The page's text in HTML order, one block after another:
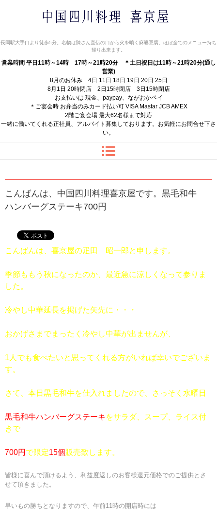
長岡駅大手口より徒歩5分。名物は陳さん直伝の口から火を噴く麻婆豆腐。ほぼ全てのメニュー持ち
帰り出来ます。
営業時間 平日11時～14時 17時～21時20分
＊土日祝日は11時～21時20分(通し
営業)
8月のお休み 4日 11日 18日 19日 20日 25日
8月1日 20時閉店 2日15時閉店 3日15時閉店
お支払いは 現金、paypay、ながおかペイ
＊ご宴会時 お弁当のみカード払い可 VISA Mastar JCB AMEX
2階ご宴会場 最大62名様まで対応
一緒に働いてくれる正社員、アルバイト募集しております。お気軽にお問合せ下さ
い。
こんばんは、中国四川料理喜京屋です。黒毛和牛
ハンバーグステーキ700円
こんばんは、喜京屋の疋田 昭一郎と申します。
季節ももう秋になったのか、最近急に涼しくなって参りま
した。
冷やし中華延長を掲げた矢先に・・・
おかげさまでまったく冷やし中華が出ませんが、
1人でも食べたいと思ってくれる方がいれば幸いでございま
す。
さて、本日黒毛和牛を仕入れましたので、さっそく水曜日
黒毛和牛ハンバーグステーキ をサラダ、スープ、ライス付
きで
700円 で限定15個販売致します。
皆様に喜んで頂けるよう、利益度返しのお客様還元価格でのご提供とさ
せて頂きました。
早いもの勝ちとなりますので、午前11時の開店時には